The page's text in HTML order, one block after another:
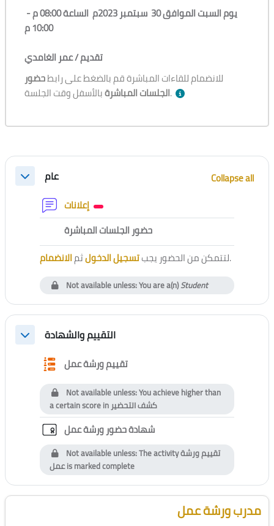
10:00 م
تقديم /عمر الغامدي
للانضمام للقاءات المباشرة قم بالضغط على رابطحضور
الجلسات المباشرةبالأسفل وقت الجلسة.
Section outline
Collapseعام
Collapse all
Forum
حضور الجلسات المباشرةExternal tool
لتتمكن من الحضور يجبتسجيل الدخولثمالانضمام .
Not available unless: You are a(n)Student
Collapseالتقييم والشهادة
تقييم ورشة عملQuestionnaire
Not available unless: You achieve higher than
a certain score inكشف التحضير
شهادة حضور ورشة عملCustom certificate
Not available unless: The activityتقييم ورشة
عملis marked complete
Blocks
Skip [Cocoon] Course Instructor مدرب ورشة عمل